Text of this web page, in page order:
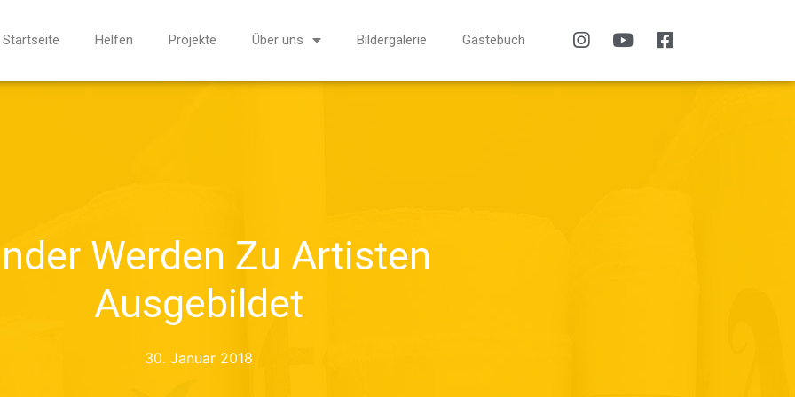
Startseite Helfen Projekte Über uns Bildergalerie Gästebuch
Werden Zu Artisten
Ausgebildet
30. Januar 2018